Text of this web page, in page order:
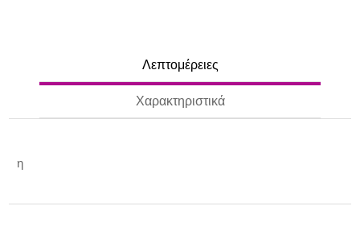
Λεπτομέρειες
Χαρακτηριστικά
η